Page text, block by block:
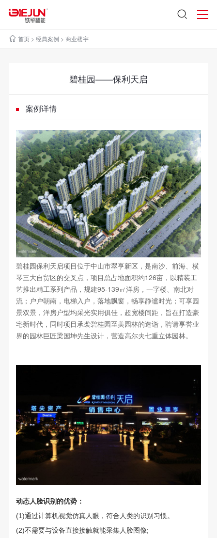
首页> 经典案例 > 商业楼宇
碧桂园——保利天启
案例详情
碧桂园保利天启项目位于中山市翠亨新区，是南沙、前海、横
琴三大自贸区的交叉点，项目总占地面积约126亩，以精装工
艺推出精工系列产品，规建95-139㎡洋房，一字楼、南北对
流；户户朝南，电梯入户，落地飘窗，畅享静谧时光；可享园
景双景，洋房户型均采光实用俱佳，超宽楼间距，旨在打造豪
宅新时代，同时项目承袭碧桂园至美园林的造诣，聘请享誉业
界的园林巨匠梁国坤先生设计，营造高尔夫七重立体园林。
动态人脸识别的优势：
(1)通过计算机视觉仿真人眼，符合人类的识别习惯。
(2)不需要与设备直接接触就能采集人脸图像;